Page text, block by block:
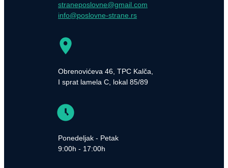
straneposlovne@gmail.com
info@poslovne-strane.rs
Obrenovićeva 46, TPC Kalča,
I sprat lamela C, lokal 85/89
Ponedeljak - Petak
9:00h - 17:00h